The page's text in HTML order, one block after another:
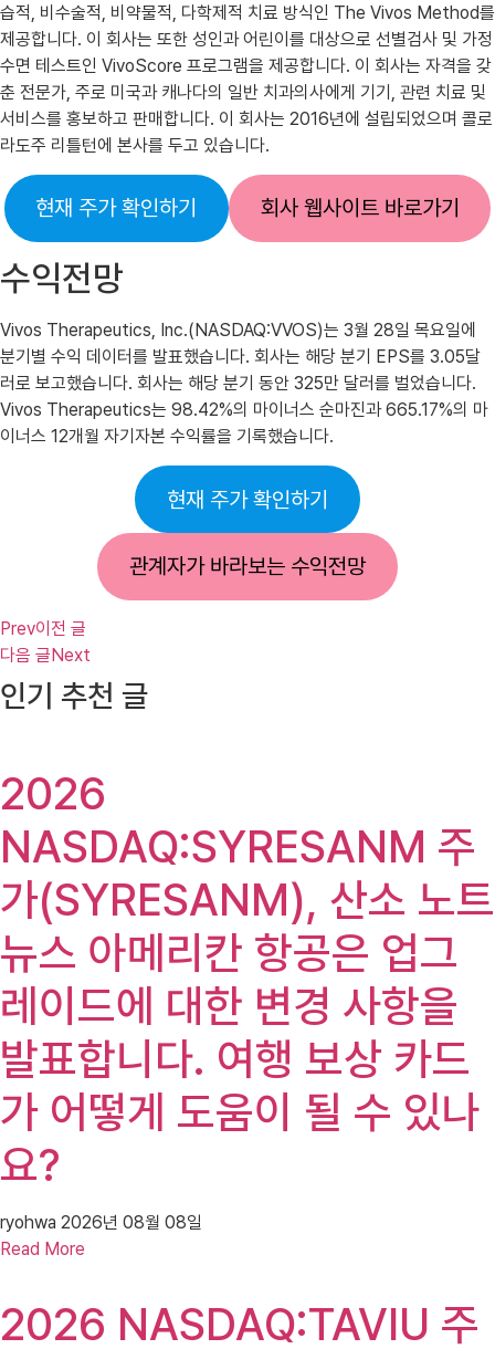
습적, 비수술적, 비약물적, 다학제적 치료 방식인 The Vivos Method를
제공합니다. 이 회사는 또한 성인과 어린이를 대상으로 선별검사 및 가정
수면 테스트인 VivoScore 프로그램을 제공합니다. 이 회사는 자격을 갖
춘 전문가, 주로 미국과 캐나다의 일반 치과의사에게 기기, 관련 치료 및
서비스를 홍보하고 판매합니다. 이 회사는 2016년에 설립되었으며 콜로
라도주 리틀턴에 본사를 두고 있습니다.
현재 주가 확인하기 회사 웹사이트 바로가기
수익전망
Vivos Therapeutics, Inc.(NASDAQ:VVOS)는 3월 28일 목요일에
분기별 수익 데이터를 발표했습니다. 회사는 해당 분기 EPS를 3.05달
러로 보고했습니다. 회사는 해당 분기 동안 325만 달러를 벌었습니다.
Vivos Therapeutics는 98.42%의 마이너스 순마진과 665.17%의 마
이너스 12개월 자기자본 수익률을 기록했습니다.
현재 주가 확인하기
관계자가 바라보는 수익전망
Prev이전 글
다음 글Next
인기 추천 글
2026
NASDAQ:SYRESANM 주
가(SYRESANM), 산소 노트
뉴스 아메리칸 항공은 업그
레이드에 대한 변경 사항을
발표합니다. 여행 보상 카드
가 어떻게 도움이 될 수 있나
요?
ryohwa 2026년 08월 08일
Read More
2026 NASDAQ:TAVIU 주